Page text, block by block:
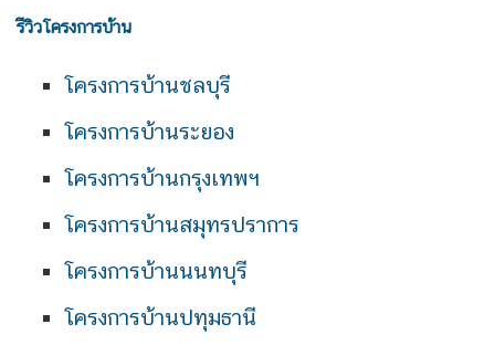
รีวิวโครงการบ้าน
โครงการบ้านชลบุรี
โครงการบ้านระยอง
โครงการบ้านกรุงเทพฯ
โครงการบ้านสมุทรปราการ
โครงการบ้านนนทบุรี
โครงการบ้านปทุมธานี